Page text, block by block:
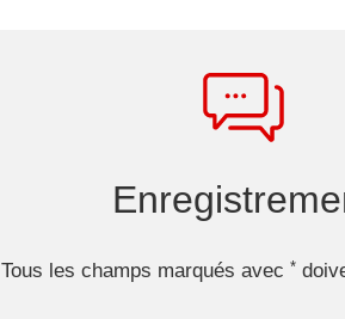
Tous les champs marqués avec *